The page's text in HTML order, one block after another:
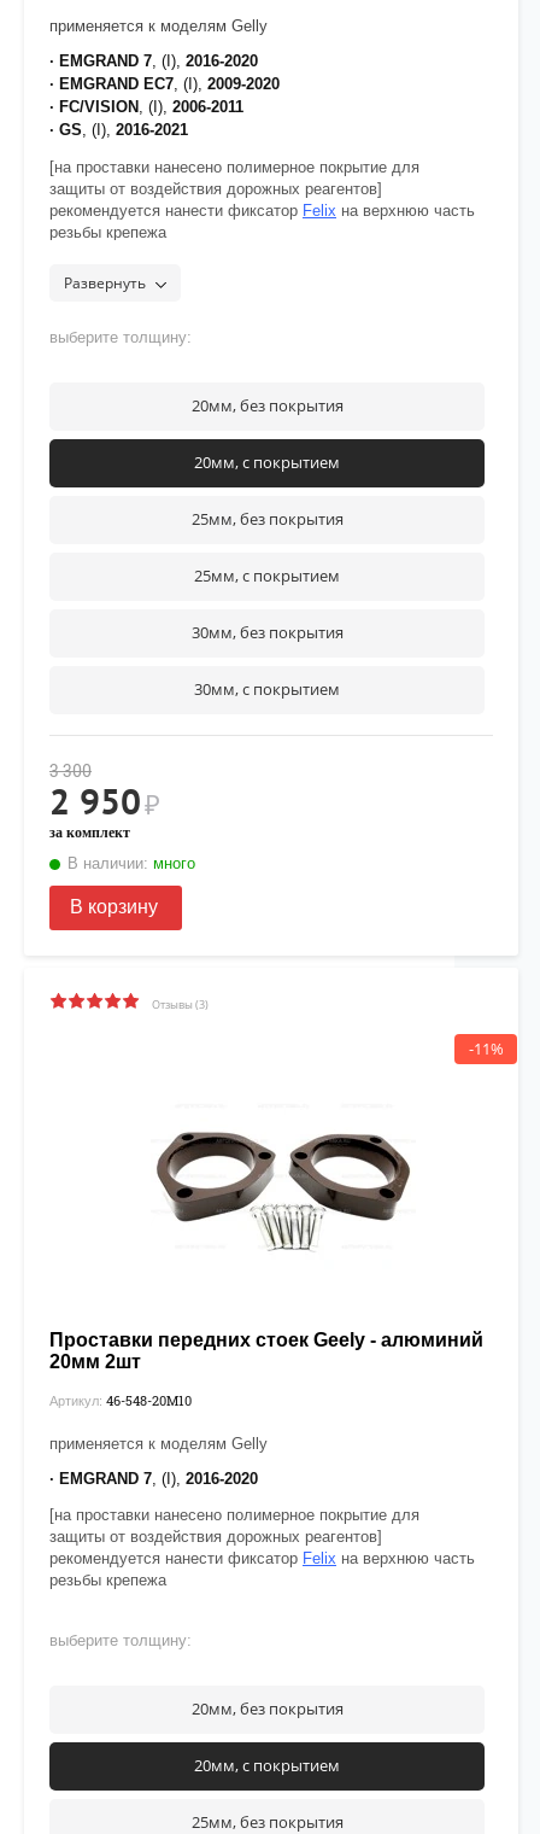
применяется к моделям Gelly
· EMGRAND 7 , (I), 2016-2020
· EMGRAND EC7 , (I), 2009-2020
· FC/VISION , (I), 2006-2011
· GS , (I), 2016-2021
[на проставки нанесено полимерное покрытие для
защиты от воздействия дорожных реагентов]
рекомендуется нанести фиксатор Felix на верхнюю часть
резьбы крепежа
Развернуть
выберите толщину:
20мм, без покрытия
20мм, с покрытием
25мм, без покрытия
25мм, с покрытием
30мм, без покрытия
30мм, с покрытием
3 300
2 950₽
за комплект
В наличии: много
В корзину
Отзывы (3)
-11%
Проставки передних стоек Geely - алюминий
20мм 2шт
Артикул: 46-548-20М10
применяется к моделям Gelly
· EMGRAND 7 , (I), 2016-2020
[на проставки нанесено полимерное покрытие для
защиты от воздействия дорожных реагентов]
рекомендуется нанести фиксатор Felix на верхнюю часть
резьбы крепежа
выберите толщину:
20мм, без покрытия
20мм, с покрытием
25мм, без покрытия